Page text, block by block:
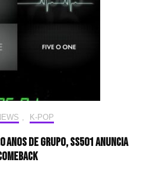
, K-POP
anos de grupo, SS501 anuncia